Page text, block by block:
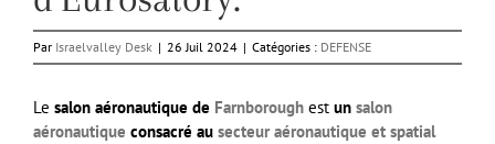
Par Israelvalley Desk | 26 Juil 2024 | Catégories : DEFENSE
Le salon aéronautique de Farnborough est un salon
aéronautique consacré au secteur aéronautique et spatial